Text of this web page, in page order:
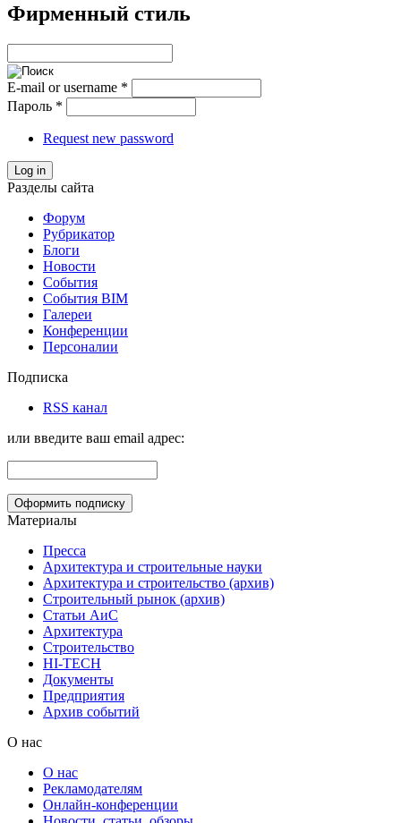
Фирменный стиль
E-mail or username *
Пароль *
Request new password
Log in
Разделы сайта
Форум
Рубрикатор
Блоги
Новости
События
События BIM
Галереи
Конференции
Персоналии
Подписка
RSS канал
или введите ваш email адрес:
Материалы
Пресса
Архитектура и строительные науки
Архитектура и строительство (архив)
Строительный рынок (архив)
Статьи АиС
Архитектура
Строительство
HI-TECH
Документы
Предприятия
Архив событий
О нас
О нас
Рекламодателям
Онлайн-конференции